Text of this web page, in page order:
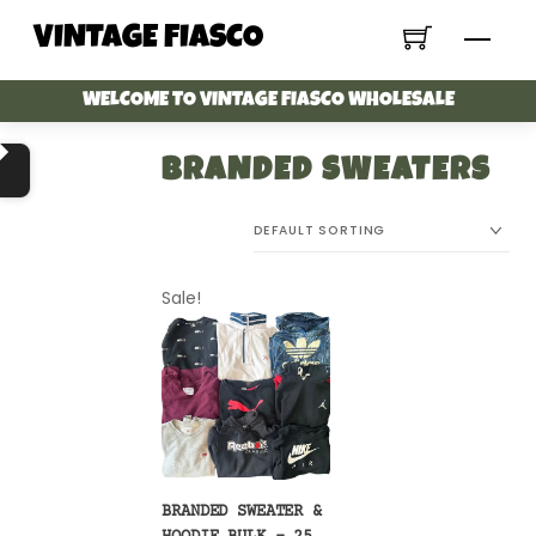
Menu
VINTAGE FIASCO
WELCOME TO VINTAGE FIASCO WHOLESALE
BRANDED SWEATERS
Sale!
BRANDED SWEATER &